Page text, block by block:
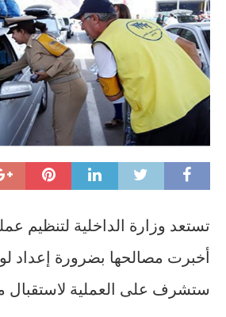
تستعد وزارة الداخلية لتنظيم
أخبرت مصالحها بضرورة إعداد
ستشرف على العملية لاستقبال